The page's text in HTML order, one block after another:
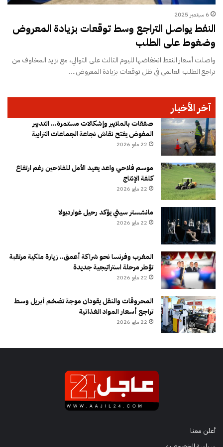
6 سبتمبر 2025
النفط يواصل التراجع وسط توقعات بزيادة المعروض
وضغوط على الطلب
واصلت أسعار النفط انخفاضها لليوم الثالث على التوالي، مع تزايد المخاوف من
تراجع الطلب العالمي في ظل توقعات بزيادة المعروض.…
آخر الأخبار
صفقات بالملايير وإشكالات مستمرة… التدبير
المفوض يفتح نقاش نجاعة الجماعات الترابية
22 مايو 2026
موسم فلاحي واعد يعيد الأمل للفلاحين رغم ارتفاع
كلفة الإنتاج
22 مايو 2026
مانشستر سيتي يؤكد رحيل غوارديولا
22 مايو 2026
المغرب وفرنسا نحو شراكة أعمق.. زيارة ملكية مرتقبة
تؤطر مرحلة استراتيجية جديدة
22 مايو 2026
المحروقات والنقل يقودان موجة تضخم أبريل وسط
تراجع أسعار المواد الغذائية
22 مايو 2026
أعلن معنا